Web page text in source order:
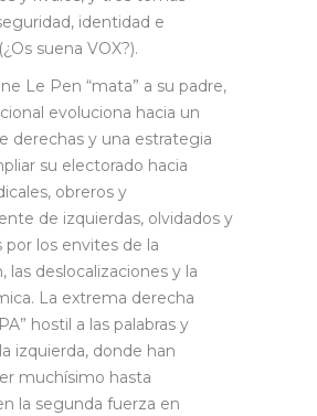
identidad e
suena VOX?).
Le Pen “mata” a su padre,
evoluciona hacia un
derechas y una estrategia
su electorado hacia
obreros y
de izquierdas, olvidados y
por los envites de la
las deslocalizaciones y la
La extrema derecha
hostil a las palabras y
izquierda, donde han
muchísimo hasta
la segunda fuerza en